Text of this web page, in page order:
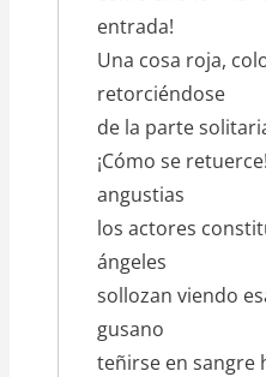
entrada!
Una cosa roja,
retorciéndose
de la parte
¡Cómo se
angustias
los actores
ángeles
sollozan viendo
gusano
teñirse en sangre